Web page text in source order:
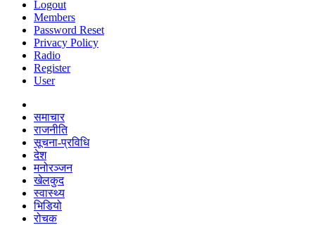
Logout
Members
Password Reset
Privacy Policy
Radio
Register
User
समाचार
राजनीति
सूचना-प्रविधि
देश
मनोरञ्जन
खेलकुद
स्वास्थ्य
भिडियो
रोचक